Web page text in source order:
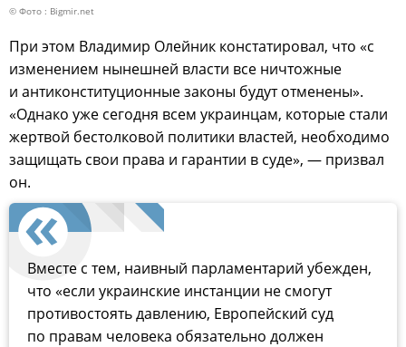
© Фото : Bigmir.net
При этом Владимир Олейник констатировал, что «с
изменением нынешней власти все ничтожные
и антиконституционные законы будут отменены».
«Однако уже сегодня всем украинцам, которые стали
жертвой бестолковой политики властей, необходимо
защищать свои права и гарантии в суде», — призвал
он.
Вместе с тем, наивный парламентарий убежден,
что «если украинские инстанции не смогут
противостоять давлению, Европейский суд
по правам человека обязательно должен